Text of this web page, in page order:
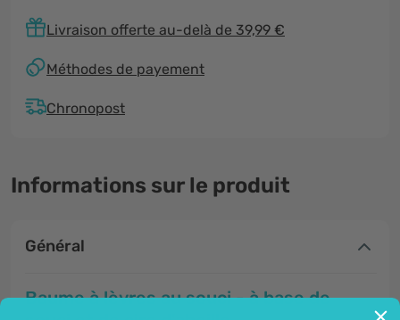
Livraison offerte au-delà de 39,99 €
Méthodes de payement
Chronopost
Informations sur le produit
Général
Baume à lèvres au souci - à base de